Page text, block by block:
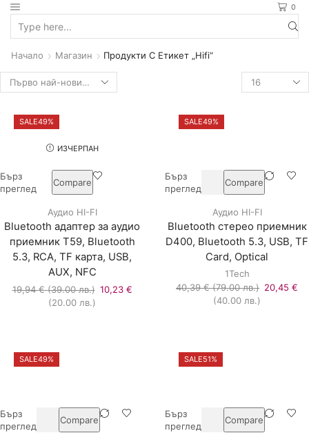
0
Начало Магазин
Продукти С Етикет „Hifi“
Брой
продукти
SALE49%
ИЗЧЕРПАН
Бърз
преглед
Compare
Аудио HI-FI
Bluetooth адаптер за аудио
приемник T59, Bluetooth
5.3, RCA, TF карта, USB,
AUX, NFC
19,94€ (39.00 лв.) Original
10,23 €
(20.00 лв.)
SALE49%
Бърз
преглед
Compare
Аудио HI-FI
Bluetooth стерео приемник
D400, Bluetooth 5.3, USB, TF
Card, Optical
1Tech
40,39€ (79.00 лв.) Original
20,45 €
(40.00 лв.)
SALE49%
Бърз
преглед
Compare
SALE51%
Бърз
преглед
Compare